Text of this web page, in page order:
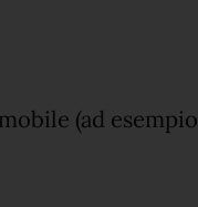
(ad esempio